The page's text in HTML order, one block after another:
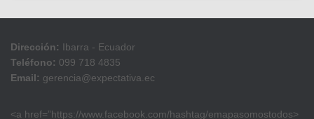
Dirección: Ibarra - Ecuador
Teléfono: 099 718 4835
Email: gerencia@expectativa.ec
<a href=”https://www.facebook.com/hashtag/emapasomostodos>